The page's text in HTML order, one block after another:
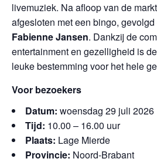
livemuziek. Na afloop van de
afgesloten met een bingo,
Fabienne Jansen. Dankzij de
entertainment en gezelligheid is
leuke bestemming voor het hele
Voor bezoekers
Datum: woensdag 29 juli 2026
Tijd: 10.00 – 16.00 uur
Plaats: Lage Mierde
Provincie: Noord-Brabant